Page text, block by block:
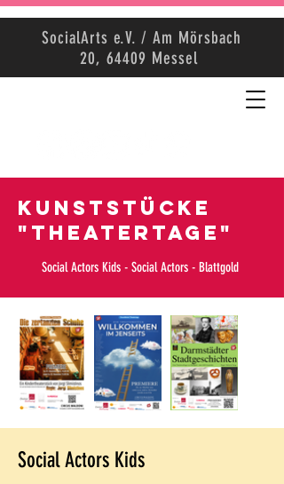
SocialArts e.V. / Am Mörsbach
20, 64409 Messel
KunstStücke
"Theatertage"
Social Actors Kids - Social Actors - Blattgold
Social Actors Kids